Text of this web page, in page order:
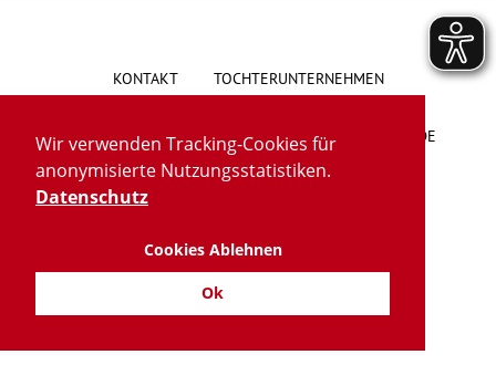
Wir verwenden Tracking-Cookies für
anonymisierte Nutzungsstatistiken.
Datenschutz
Cookies Ablehnen
Ok
KONTAKT TOCHTERUNTERNEHMEN
HINWEISGEBERSYSTEM VORSCHLAG/BESCHWERDE
LIEFERKETTENGESETZ
IMPRESSUM DATENSCHUTZ